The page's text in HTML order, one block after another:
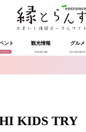
ント
EVENT
観光情報
TOURISM
グルメ
GOURUMET
KIDS TRY